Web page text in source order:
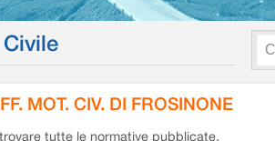
MOT. CIV. DI FROSINONE
tutte le normative pubblicate.